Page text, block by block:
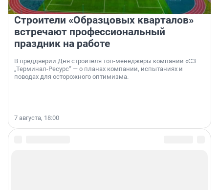
Строители «Образцовых кварталов»
встречают профессиональный
праздник на работе
В преддверии Дня строителя топ-менеджеры компании «СЗ
„Терминал-Ресурс“ — о планах компании, испытаниях и
поводах для осторожного оптимизма.
7 августа, 18:00